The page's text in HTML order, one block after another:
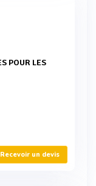
Recevoir un devis